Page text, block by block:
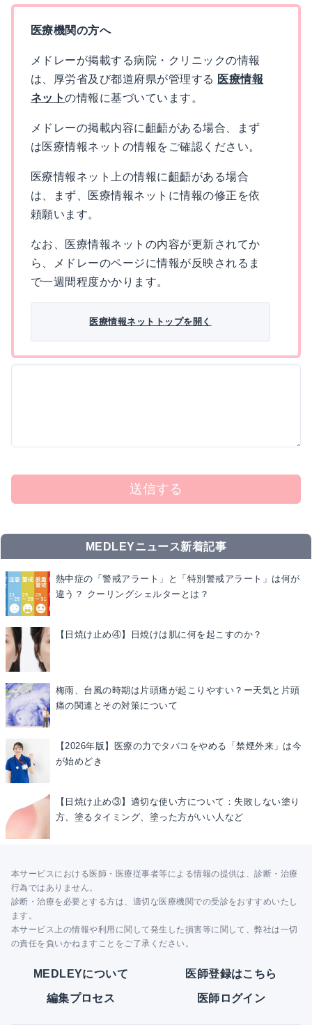
医療機関の方へ
メドレーが掲載する病院・クリニックの情報
は、厚労省及び都道府県が管理する 医療情報
ネットの情報に基づいています。
メドレーの掲載内容に齟齬がある場合、まず
は医療情報ネットの情報をご確認ください。
医療情報ネット上の情報に齟齬がある場合
は、まず、医療情報ネットに情報の修正を依
頼願います。
なお、医療情報ネットの内容が更新されてか
ら、メドレーのページに情報が反映されるま
で一週間程度かかります。
医療情報ネットトップを開く
送信する
MEDLEYニュース新着記事
熱中症の「警戒アラート」と「特別警戒アラート」は何が
違う？ クーリングシェルターとは？
【日焼け止め④】日焼けは肌に何を起こすのか？
梅雨、台風の時期は片頭痛が起こりやすい？ー天気と片頭
痛の関連とその対策について
【2026年版】医療の力でタバコをやめる「禁煙外来」は今
が始めどき
【日焼け止め③】適切な使い方について：失敗しない塗り
方、塗るタイミング、塗った方がいい人など
本サービスにおける医師・医療従事者等による情報の提供は、診断・治療
行為ではありません。
診断・治療を必要とする方は、適切な医療機関での受診をおすすめいたし
ます。
本サービス上の情報や利用に関して発生した損害等に関して、弊社は一切
の責任を負いかねますことをご了承ください。
MEDLEYについて 医師登録はこちら
編集プロセス 医師ログイン